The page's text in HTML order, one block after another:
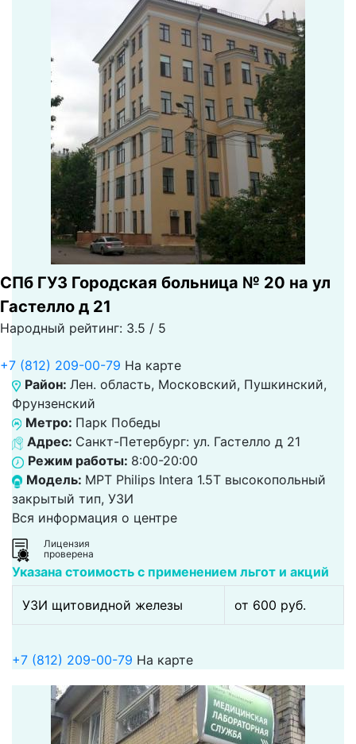
СПб ГУЗ Городская больница № 20 на ул
Гастелло д 21
Народный рейтинг: 3.5 / 5
+7 (812) 209-00-79 На карте
Район: Лен. область, Московский, Пушкинский,
Фрунзенский
Метро: Парк Победы
Адрес: Санкт-Петербург: ул. Гастелло д 21
Режим работы: 8:00-20:00
Модель: МРТ Philips Intera 1.5T высокопольный
закрытый тип, УЗИ
Вся информация о центре
Лицензия
проверена
Указана стоимость с применением льгот и акций
УЗИ щитовидной железы от 600 pуб.
+7 (812) 209-00-79 На карте